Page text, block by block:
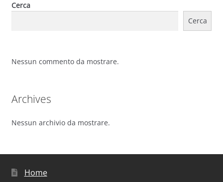
Cerca
Cerca
Nessun commento da mostrare.
Archives
Nessun archivio da mostrare.
Home